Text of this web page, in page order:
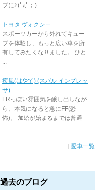
ブにΣ(ﾟдﾟ；)
トヨタ ヴォクシー
スポーツカーから外れてキュー
ブを体験し、もっと広い車を所
有してみたくなりました。 ひと
...
疾風(はやて) (スバル インプレッ
サ)
FRっぽい雰囲気を醸し出しなが
ら、本気になると急にFF(恐
怖)。 加給が始まるまでは普通
...
[愛車一覧
過去のブログ